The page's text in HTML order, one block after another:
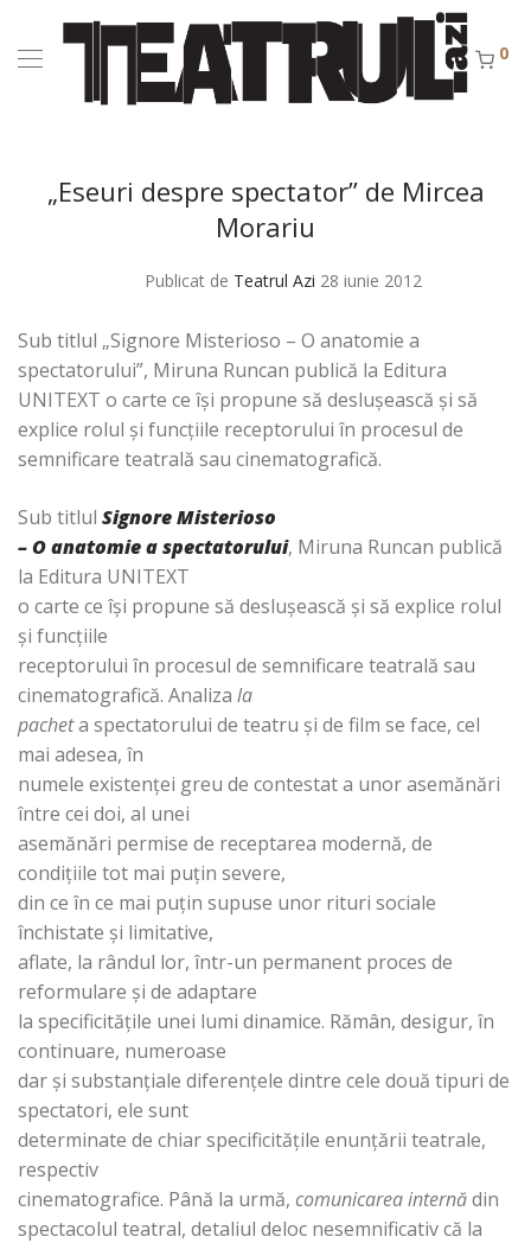
0
„Eseuri despre spectator” de Mircea
Morariu
Publicat de Teatrul Azi 28 iunie 2012
Sub titlul „Signore Misterioso – O anatomie a
spectatorului”, Miruna Runcan publică la Editura
UNITEXT o carte ce îşi propune să desluşească şi să
explice rolul şi funcţiile receptorului în procesul de
semnificare teatrală sau cinematografică.
Sub titlul Signore Misterioso
– O anatomie a spectatorului, Miruna Runcan publică
la Editura UNITEXT
o carte ce îşi propune să desluşească şi să explice rolul
şi funcţiile
receptorului în procesul de semnificare teatrală sau
cinematografică. Analiza la
pacheta spectatorului de teatru şi de film se face, cel
mai adesea, în
numele existenţei greu de contestat a unor asemănări
între cei doi, al unei
asemănări permise de receptarea modernă, de
condiţiile tot mai puţin severe,
din ce în ce mai puţin supuse unor rituri sociale
închistate şi limitative,
aflate, la rândul lor, într-un permanent proces de
reformulare şi de adaptare
la specificităţile unei lumi dinamice. Rămân, desigur, în
continuare, numeroase
dar şi substanţiale diferenţele dintre cele două tipuri de
spectatori, ele sunt
determinate de chiar specificităţile enunţării teatrale,
respectiv
cinematografice. Până la urmă, comunicareainternădin
spectacolul teatral, detaliul deloc nesemnificativ că la